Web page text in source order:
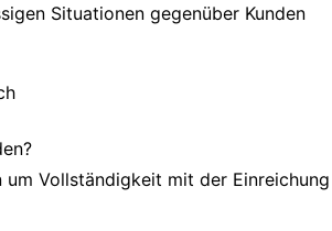
Situationen gegenüber Kunden
Vollständigkeit mit der